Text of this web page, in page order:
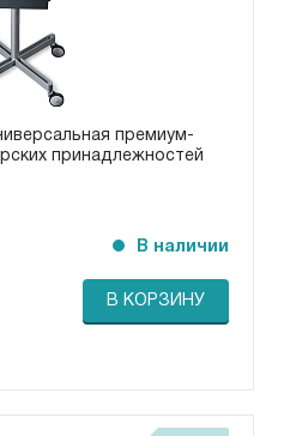
премиум-
принадлежностей
В наличии
В КОРЗИНУ